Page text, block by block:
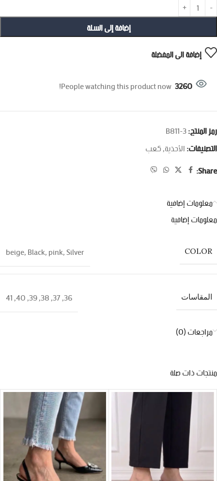
إضافة إلى السلة
إضافة الى المفضلة
3260
People watching this product now!
رمز المنتج:B811-3
التصنيفات:الأحذية,كعب
Share:
معلومات إضافية
معلومات إضافية
COLOR
beige,Black,pink,Silver
المقاسات 36
,
37
,
38
,
39
,
40
,
41
مراجعات (0)
منتجات ذات صلة